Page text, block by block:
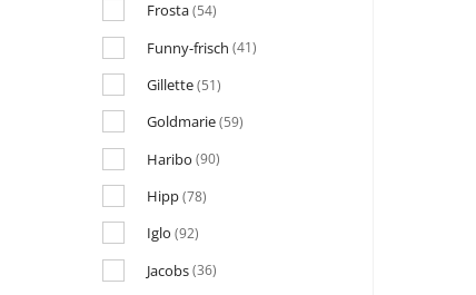
Frosta(54)
Funny-frisch (41)
Gillette(51)
Goldmarie(59)
Haribo (90)
Hipp(78)
Iglo (92)
Jacobs(36)